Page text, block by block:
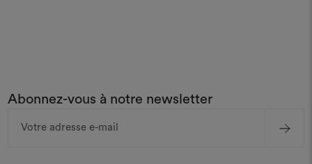
Abonnez-vous à notre newsletter